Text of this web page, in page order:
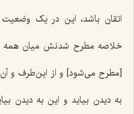
اتقان باشد، این در یک
خلاصه مطرح شدنش میان همه و
[مطرح می‌شود] و از این‌طرف و
به دیدن بیاید و این به دیدن